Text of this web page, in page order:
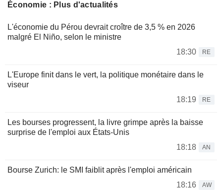
Économie : Plus d'actualités
L'économie du Pérou devrait croître de 3,5 % en 2026
malgré El Niño, selon le ministre
18:30
RE
L'Europe finit dans le vert, la politique monétaire dans le
viseur
18:19
RE
Les bourses progressent, la livre grimpe après la baisse
surprise de l'emploi aux États-Unis
18:18
AN
Bourse Zurich: le SMI faiblit après l'emploi américain
18:16
AW